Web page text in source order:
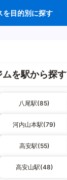
を目的別に探す
を駅から探す
八尾駅(85)
河内山本駅(79)
高安駅(55)
高安山駅(48)